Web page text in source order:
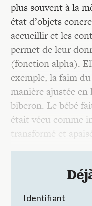
plus souvent à la
état d’objets
accueillir et les
permet de leur
(fonction alpha).
exemple, la faim
manière ajustée
biberon. Le bébé
était vécu comme
transformé et
Identifiant